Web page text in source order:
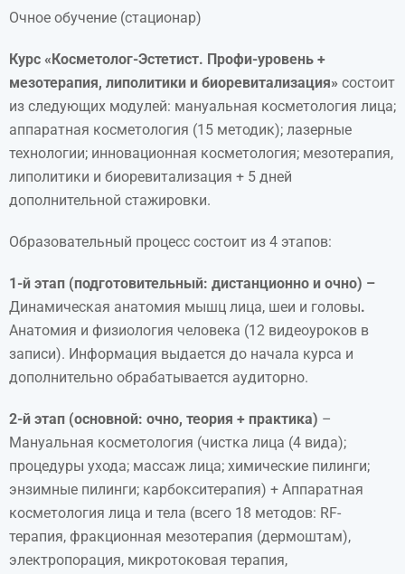
Очное обучение (стационар)
Курс «Косметолог-Эстетист. Профи-уровень +
мезотерапия, липолитики и биоревитализация» состоит
из следующих модулей: мануальная косметология лица;
аппаратная косметология (15 методик); лазерные
технологии; инновационная косметология; мезотерапия,
липолитики и биоревитализация + 5 дней
дополнительной стажировки.
Образовательный процесс состоит из 4 этапов:
1-й этап (подготовительный: дистанционно и очно) –
Динамическая анатомия мышц лица, шеи и головы.
Анатомия и физиология человека (12 видеоуроков в
записи). Информация выдается до начала курса и
дополнительно обрабатывается аудиторно.
2-й этап (основной: очно, теория + практика) –
Мануальная косметология (чистка лица (4 вида);
процедуры ухода; массаж лица; химические пилинги;
энзимные пилинги; карбокситерапия) + Аппаратная
косметология лица и тела (всего 18 методов: RF-
терапия, фракционная мезотерапия (дермоштам),
электропорация, микротоковая терапия,